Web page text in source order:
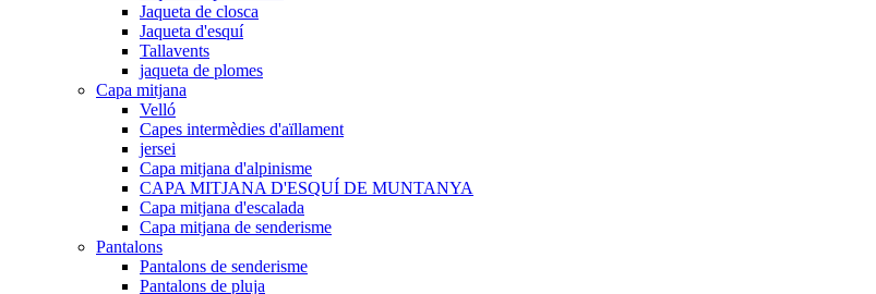
Jaqueta de closca
Jaqueta d'esquí
Tallavents
jaqueta de plomes
Capa mitjana
Velló
Capes intermèdies d'aïllament
jersei
Capa mitjana d'alpinisme
CAPA MITJANA D'ESQUÍ DE MUNTANYA
Capa mitjana d'escalada
Capa mitjana de senderisme
Pantalons
Pantalons de senderisme
Pantalons de pluja